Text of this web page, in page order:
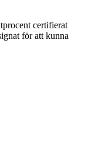
certifierat
för att kunna